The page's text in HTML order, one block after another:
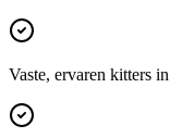
Vaste, ervaren kitters